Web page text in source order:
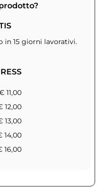
in 15 giorni lavorativi.
11,00
12,00
13,00
14,00
16,00